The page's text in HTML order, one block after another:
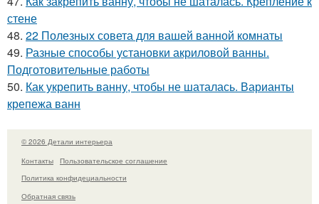
стене
48. 22 Полезных совета для вашей ванной комнаты
49. Разные способы установки акриловой ванны.
Подготовительные работы
50. Как укрепить ванну, чтобы не шаталась. Варианты
крепежа ванн
© 2026 Детали интерьера
Контакты
Пользовательское соглашение
Политика конфидециальности
Обратная связь